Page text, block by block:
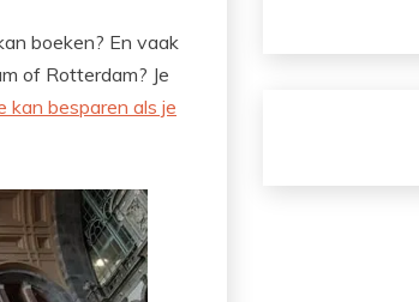
boeken? En vaak
of Rotterdam? Je
kan besparen als je